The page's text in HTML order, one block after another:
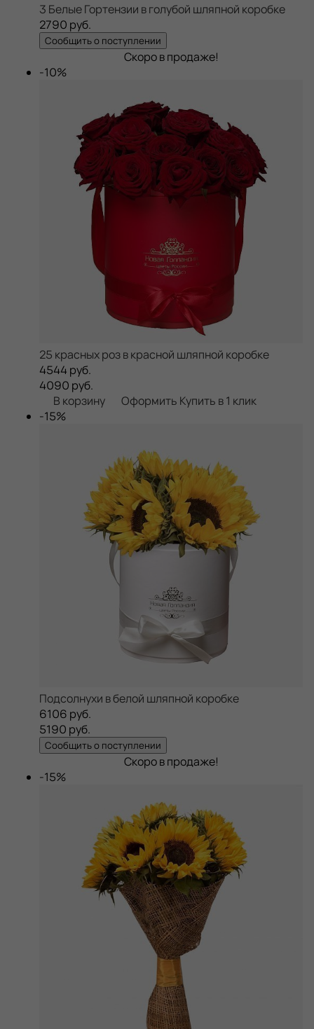
3 Белые Гортензии в голубой шляпной коробке
2790 руб.
Сообщить о поступлении
Скоро в продаже!
-10%
25 красных роз в красной шляпной коробке
4544 руб.
4090 руб.
В корзину
Оформить Купить в 1 клик
-15%
Подсолнухи в белой шляпной коробке
6106 руб.
5190 руб.
Сообщить о поступлении
Скоро в продаже!
-15%